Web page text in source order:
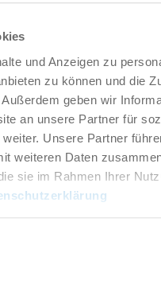
und Anzeigen zu
zu können und die
geben wir
an unsere Partner für
Unsere Partner
weiteren Daten
sie im Rahmen Ihrer